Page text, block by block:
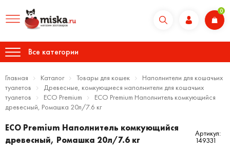
0
Все категории
Главная Каталог Товары для кошек
Наполнители для кошачьих
туалетов
Древесные, комкующиеся наполнители для кошачьих
туалетов
ECO Premium
ECO Premium Наполнитель комкующийся
древесный, Ромашка 20л/7.6 кг
ECO Premium Наполнитель комкующийся
древесный, Ромашка 20л/7.6 кг
Артикул:
149331